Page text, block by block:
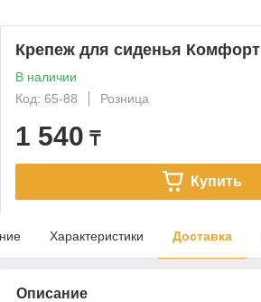
Крепеж для сиденья Комфорт
В наличии
Код: 65-88
Розница
1 540 ₸
Купить
Характеристики Доставка
Описание